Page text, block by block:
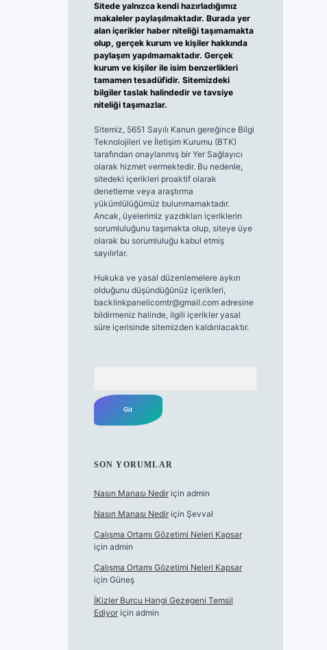
Sitede yalnızca kendi hazırladığımız
makaleler paylaşılmaktadır. Burada yer
alan içerikler haber niteliği taşımamakta
olup, gerçek kurum ve kişiler hakkında
paylaşım yapılmamaktadır. Gerçek
kurum ve kişiler ile isim benzerlikleri
tamamen tesadüfidir. Sitemizdeki
bilgiler taslak halindedir ve tavsiye
niteliği taşımazlar.
Sitemiz, 5651 Sayılı Kanun gereğince Bilgi
Teknolojileri ve İletişim Kurumu (BTK)
tarafından onaylanmış bir Yer Sağlayıcı
olarak hizmet vermektedir. Bu nedenle,
sitedeki içerikleri proaktif olarak
denetleme veya araştırma
yükümlülüğümüz bulunmamaktadır.
Ancak, üyelerimiz yazdıkları içeriklerin
sorumluluğunu taşımakta olup, siteye üye
olarak bu sorumluluğu kabul etmiş
sayılırlar.
Hukuka ve yasal düzenlemelere aykırı
olduğunu düşündüğünüz içerikleri,
backlinkpanelicomtr@gmail.comadresine
bildirmeniz halinde, ilgili içerikler yasal
süre içerisinde sitemizden kaldırılacaktır.
SON YORUMLAR
Nasın Manası Nediriçin admin
Nasın Manası Nediriçin Şevval
Çalışma Ortamı Gözetimi Neleri Kapsar
için admin
Çalışma Ortamı Gözetimi Neleri Kapsar
için Güneş
İKizler Burcu Hangi Gezegeni Temsil
Ediyoriçin admin